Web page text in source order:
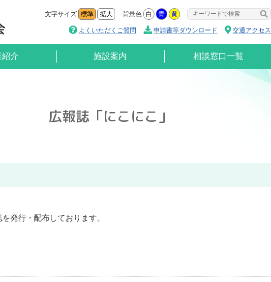
文字サイズ 標準 拡大 背景色 白 青 黄
よくいただくご質問 申請書等ダウンロード 交通アクセス
介 施設案内 相談窓口一覧
広報誌「にこにこ」
発行・配布しております。